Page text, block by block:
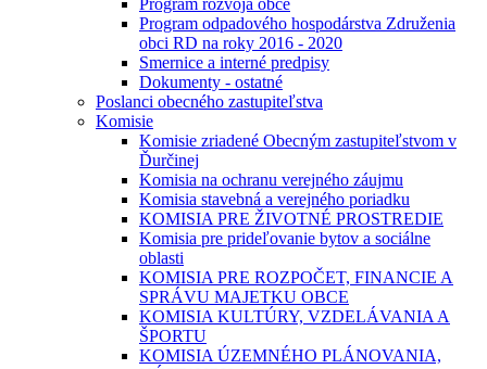
Program rozvoja obce
Program odpadového hospodárstva Združenia
obci RD na roky 2016 - 2020
Smernice a interné predpisy
Dokumenty - ostatné
Poslanci obecného zastupiteľstva
Komisie
Komisie zriadené Obecným zastupiteľstvom v
Ďurčinej
Komisia na ochranu verejného záujmu
Komisia stavebná a verejného poriadku
KOMISIA PRE ŽIVOTNÉ PROSTREDIE
Komisia pre prideľovanie bytov a sociálne
oblasti
KOMISIA PRE ROZPOČET, FINANCIE A
SPRÁVU MAJETKU OBCE
KOMISIA KULTÚRY, VZDELÁVANIA A
ŠPORTU
KOMISIA ÚZEMNÉHO PLÁNOVANIA,